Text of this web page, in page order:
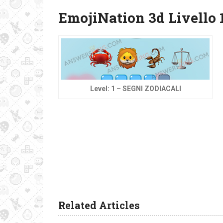
EmojiNation 3d Livello
Level: 1 – SEGNI ZODIACALI
Related Articles